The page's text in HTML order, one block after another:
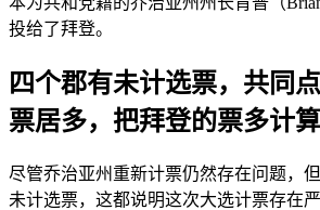
投给了拜登。
四个郡有未计选票，共同
票居多，把拜登的票多计算
尽管乔治亚州重新计票仍然存在问题，
未计选票，这都说明这次大选计票存在